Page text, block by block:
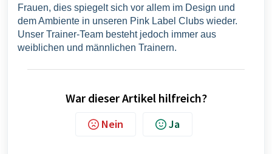
Frauen, dies spiegelt sich vor allem im Design und
dem Ambiente in unseren Pink Label Clubs wieder.
Unser Trainer-Team besteht jedoch immer aus
weiblichen und männlichen Trainern.
War dieser Artikel hilfreich?
Nein Ja